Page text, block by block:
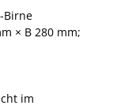
Birne
× B 280 mm;
im